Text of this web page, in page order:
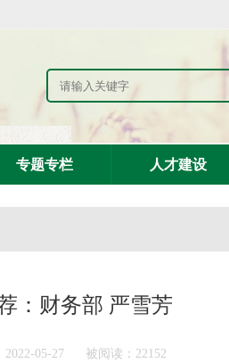
专题专栏 人才建设
：财务部 严雪芳
05-27 被阅读：22152